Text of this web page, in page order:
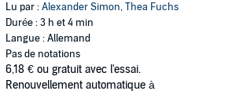
Lu par :Alexander Simon,Thea Fuchs
Durée : 3 h et 4 min
Langue : Allemand
Pas de notations
6,18 € ou gratuit avec l'essai.
Renouvellement automatique à